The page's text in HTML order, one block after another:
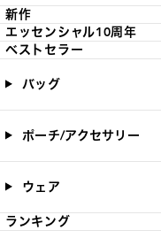
新作
エッセンシャル10周年
ベストセラー
バッグ
ポーチ/アクセサリー
ウェア
ランキング